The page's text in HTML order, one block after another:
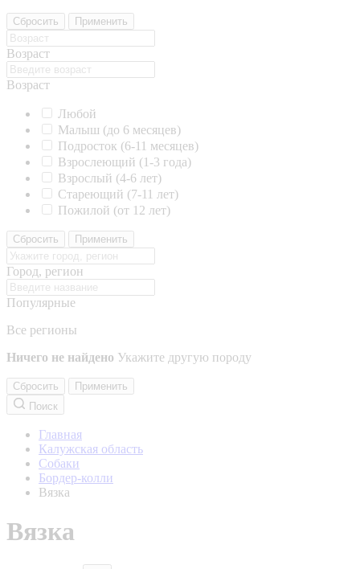
Сбросить Применить
Возраст
Возраст
Любой
Малыш (до 6 месяцев)
Подросток (6-11 месяцев)
Взрослеющий (1-3 года)
Взрослый (4-6 лет)
Стареющий (7-11 лет)
Пожилой (от 12 лет)
Сбросить Применить
Город, регион
Популярные
Все регионы
Ничего не найдено Укажите другую породу
Сбросить
Применить
Поиск
Главная
Калужская область
Собаки
Бордер-колли
Вязка
Вязка